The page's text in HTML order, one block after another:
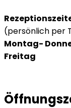
(persönlich per
Montag-